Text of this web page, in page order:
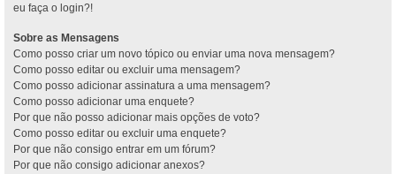
eu faça o login?!
Sobre as Mensagens
Como posso criar um novo tópico ou enviar uma nova mensagem?
Como posso editar ou excluir uma mensagem?
Como posso adicionar assinatura a uma mensagem?
Como posso adicionar uma enquete?
Por que não posso adicionar mais opções de voto?
Como posso editar ou excluir uma enquete?
Por que não consigo entrar em um fórum?
Por que não consigo adicionar anexos?